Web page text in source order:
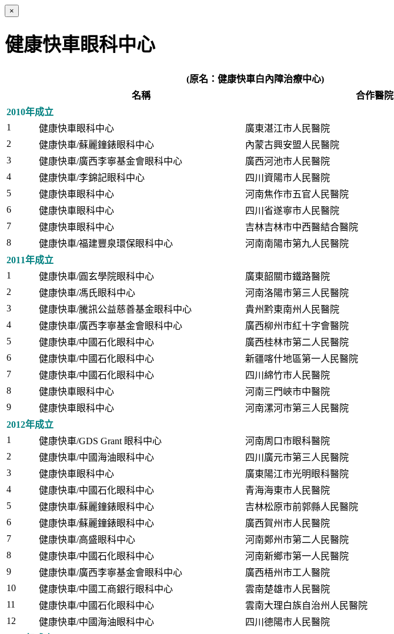
×
健康快車眼科中心
(原名：健康快車白內障治療中心)
名稱
合作醫院
2010年成立
1
健康快車眼科中心
廣東湛江市人民醫院
2
健康快車/蘇麗鐘錶眼科中心
內蒙古興安盟人民醫院
3
健康快車/廣西李寧基金會眼科中心
廣西河池市人民醫院
4
健康快車/李錦記眼科中心
四川資陽市人民醫院
5
健康快車眼科中心
河南焦作市五官人民醫院
6
健康快車眼科中心
四川省遂寧市人民醫院
7
健康快車眼科中心
吉林吉林市中西醫結合醫院
8
健康快車/福建豐泉環保眼科中心
河南南陽市第九人民醫院
2011年成立
1
健康快車/圓玄學院眼科中心
廣東韶關市鐵路醫院
2
健康快車/馮氏眼科中心
河南洛陽市第三人民醫院
3
健康快車/騰訊公益慈善基金眼科中心
貴州黔東南州人民醫院
4
健康快車/廣西李寧基金會眼科中心
廣西柳州市紅十字會醫院
5
健康快車/中國石化眼科中心
廣西桂林市第二人民醫院
6
健康快車/中國石化眼科中心
新疆喀什地區第一人民醫院
7
健康快車/中國石化眼科中心
四川綿竹市人民醫院
8
健康快車眼科中心
河南三門峽市中醫院
9
健康快車眼科中心
河南漯河市第三人民醫院
2012年成立
1
健康快車/GDS Grant 眼科中心
河南周口市眼科醫院
2
健康快車/中國海油眼科中心
四川廣元市第三人民醫院
3
健康快車眼科中心
廣東陽江市光明眼科醫院
4
健康快車/中國石化眼科中心
青海海東市人民醫院
5
健康快車/蘇麗鐘錶眼科中心
吉林松原市前郭縣人民醫院
6
健康快車/蘇麗鐘錶眼科中心
廣西賀州市人民醫院
7
健康快車/高盛眼科中心
河南鄭州市第二人民醫院
8
健康快車/中國石化眼科中心
河南新鄉市第一人民醫院
9
健康快車/廣西李寧基金會眼科中心
廣西梧州市工人醫院
10
健康快車/中國工商銀行眼科中心
雲南楚雄市人民醫院
11
健康快車/中國石化眼科中心
雲南大理白族自治州人民醫院
12
健康快車/中國海油眼科中心
四川德陽市人民醫院